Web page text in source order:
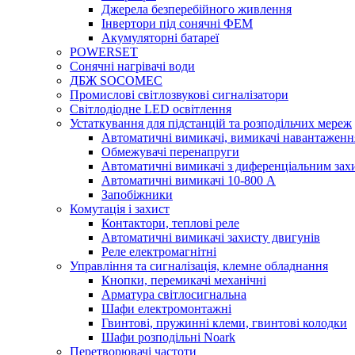
Джерела безперебійного живлення
Інвертори під сонячні ФЕМ
Акумуляторні батареї
POWERSET
Сонячні нагрівачі води
ДБЖ SOCOMEC
Промислові світлозвукові сигналізатори
Світлодіодне LED освітлення
Устаткування для підстанцій та розподільчих мереж
Автоматичні вимикачі, вимикачі
Обмежувачі перенапруги
Автоматичні вимикачі з диференціальним
Автоматичні вимикачі 10-800 А
Запобіжники
Комутація і захист
Контактори, теплові реле
Автоматичні вимикачі захисту двигунів
Реле електромагнітні
Управління та сигналізація, клемне обладнання
Кнопки, перемикачі механічні
Арматура світлосигнальна
Шафи електромонтажні
Гвинтові, пружинні клеми, гвинтові колодки
Шафи розподільні Noark
Перетворювачі частоти